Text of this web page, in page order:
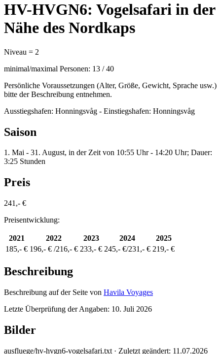
HV-HVGN6: Vogelsafari in der
Nähe des Nordkaps
Niveau = 2
minimal/maximal Personen: 13 / 40
Persönliche Voraussetzungen (Alter, Größe, Gewicht, Sprache usw.)
bitte der Beschreibung entnehmen.
Ausstiegshafen: Honningsvåg - Einstiegshafen: Honningsvåg
Saison
1. Mai - 31. August, in der Zeit von 10:55 Uhr - 14:20 Uhr; Dauer:
3:25 Stunden
Preis
241,- €
Preisentwicklung:
2021 2022 2023 2024
2025
185,- € 196,- € /216,- € 233,- € 245,- €/231,- € 219,- €
Beschreibung
Beschreibung auf der Seite von Havila Voyages
Letzte Überprüfung der Angaben: 10. Juli 2026
Bilder
ausfluege/hv-hvgn6-vogelsafari.txt · Zuletzt geändert: 11.07.2026